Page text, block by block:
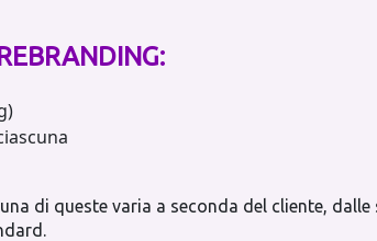
di queste varia a seconda del cliente, dalle